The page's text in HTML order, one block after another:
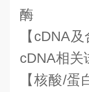
酶
【cDNA
cDNA相关
【核酸/